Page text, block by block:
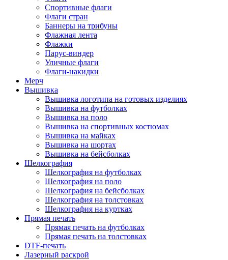
Спортивные флаги
Флаги стран
Баннеры на трибуны
Флажная лента
Флажки
Парус-виндер
Уличные флаги
Флаги-накидки
Мерч
Вышивка
Вышивка логотипа на готовых изделиях
Вышивка на футболках
Вышивка на поло
Вышивка на спортивных костюмах
Вышивка на майках
Вышивка на шортах
Вышивка на бейсболках
Шелкография
Шелкография на футболках
Шелкография на поло
Шелкография на бейсболках
Шелкография на толстовках
Шелкография на куртках
Прямая печать
Прямая печать на футболках
Прямая печать на толстовках
DTF-печать
Лазерный раскрой